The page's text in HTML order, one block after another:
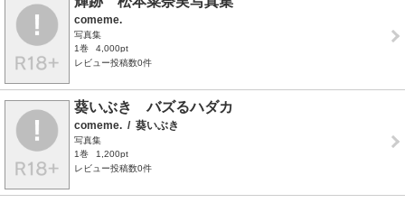
comeme.
写真集
1巻
4,000pt
レビュー投稿数0件
葵いぶき バズるハダカ
comeme. / 葵いぶき
写真集
1巻
1,200pt
レビュー投稿数0件